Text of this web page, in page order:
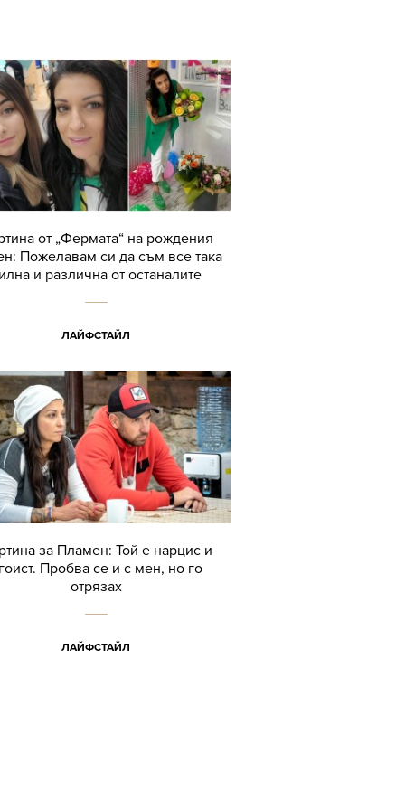
от „Фермата“ на рождения
Пожелавам си да съм все така
и различна от останалите
ЛАЙФСТАЙЛ
за Пламен: Той е нарцис и
Пробва се и с мен, но го
отрязах
ЛАЙФСТАЙЛ